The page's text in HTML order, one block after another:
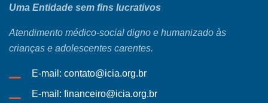
Uma Entidade sem fins lucrativos
Atendimento médico-social digno e humanizado às
crianças e adolescentes carentes.
E-mail: contato@icia.org.br
E-mail: financeiro@icia.org.br